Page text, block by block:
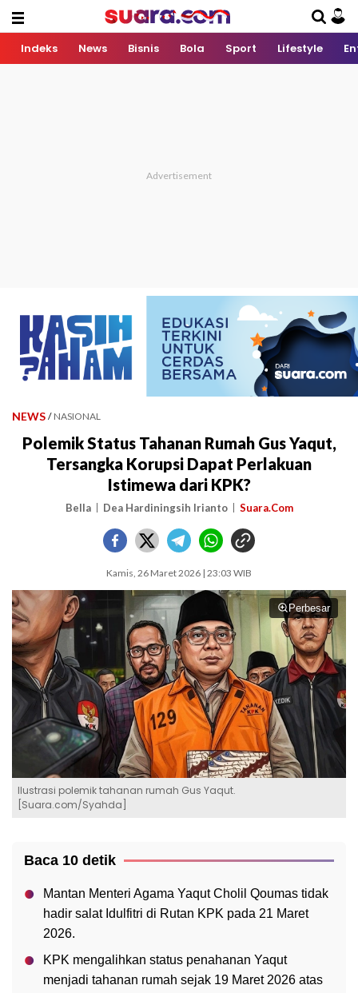
Indeks News Bisnis Bola Sport Lifestyle
NEWS / NASIONAL
Polemik Status Tahanan Rumah Gus Yaqut,
Tersangka Korupsi Dapat Perlakuan
Istimewa dari KPK?
Bella Dea Hardiningsih Irianto Suara.Com
Kamis, 26 Maret 2026 | 23:03 WIB
Perbesar
Ilustrasi polemik tahanan rumah Gus Yaqut.
[Suara.com/Syahda]
Baca 10 detik
Mantan Menteri Agama Yaqut Cholil Qoumas tidak
hadir salat Idulfitri di Rutan KPK pada 21 Maret
2026.
KPK mengalihkan status penahanan Yaqut
menjadi tahanan rumah sejak 19 Maret 2026 atas